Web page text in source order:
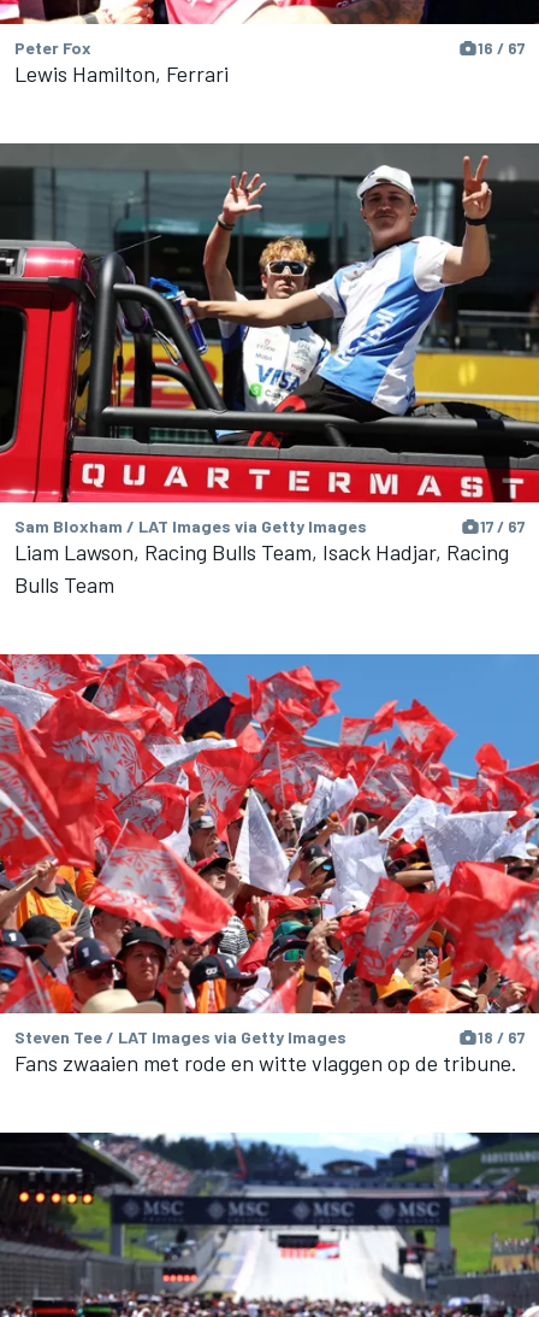
Peter Fox 16 / 67
Lewis Hamilton, Ferrari
Sam Bloxham / LAT Images via Getty Images 17 / 67
Liam Lawson, Racing Bulls Team, Isack Hadjar, Racing
Bulls Team
Steven Tee / LAT Images via Getty Images 18 / 67
Fans zwaaien met rode en witte vlaggen op de tribune.